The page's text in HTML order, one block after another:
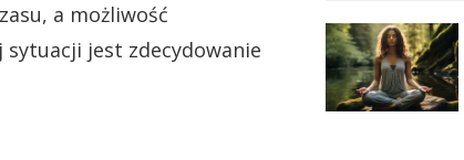
a możliwość
jest zdecydowanie